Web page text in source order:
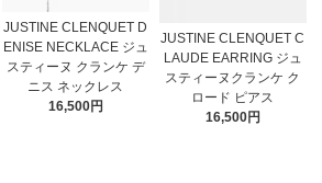
JUSTINE CLENQUET D
ENISE NECKLACE ジュ
スティーヌ クランケ デ
ニス ネックレス
16,500円
JUSTINE CLENQUET C
LAUDE EARRING ジュ
スティーヌクランケ ク
ロード ピアス
16,500円